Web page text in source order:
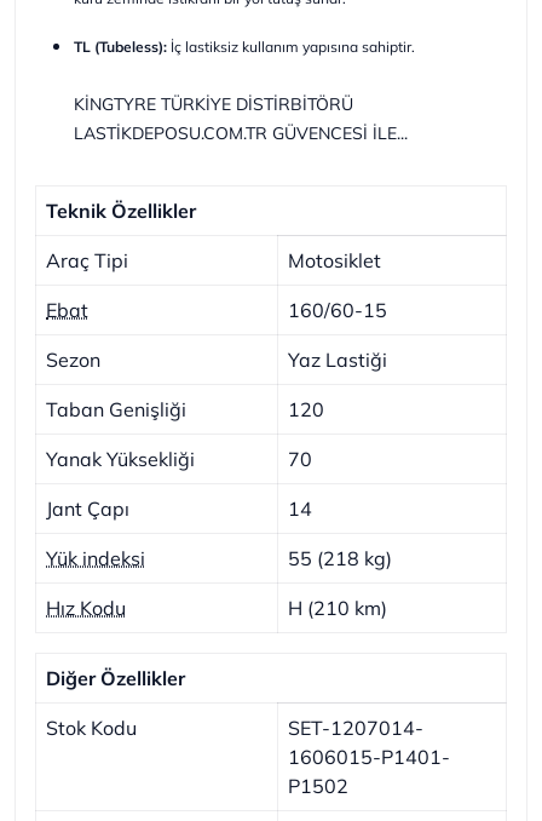
TL (Tubeless): İç lastiksiz kullanım yapısına sahiptir.
KİNGTYRE TÜRKİYE DİSTİRBİTÖRÜ
LASTİKDEPOSU.COM.TR GÜVENCESİ İLE...
Teknik Özellikler
Araç Tipi Motosiklet
Ebat 160/60-15
Sezon Yaz Lastiği
Taban Genişliği 120
Yanak Yüksekliği 70
Jant Çapı 14
Yük indeksi 55 (218 kg)
Hız Kodu H (210 km)
Diğer Özellikler
Stok Kodu
SET-1207014-
1606015-P1401-
P1502